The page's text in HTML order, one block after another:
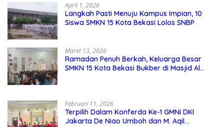
April 1, 2026
Langkah Pasti Menuju Kampus Impian, 10
Siswa SMKN 15 Kota Bekasi Lolos SNBP
Maret 13, 2026
Ramadan Penuh Berkah, Keluarga Besar
SMKN 15 Kota Bekasi Bukber di Masjid Al
Februari 11, 2026
Terpilih Dalam Konferda Ke-1 GMNI DKI
Jakarta De Niao Umboh dan M. Aqil